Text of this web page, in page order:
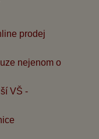
prodej
nejenom o
VŠ -